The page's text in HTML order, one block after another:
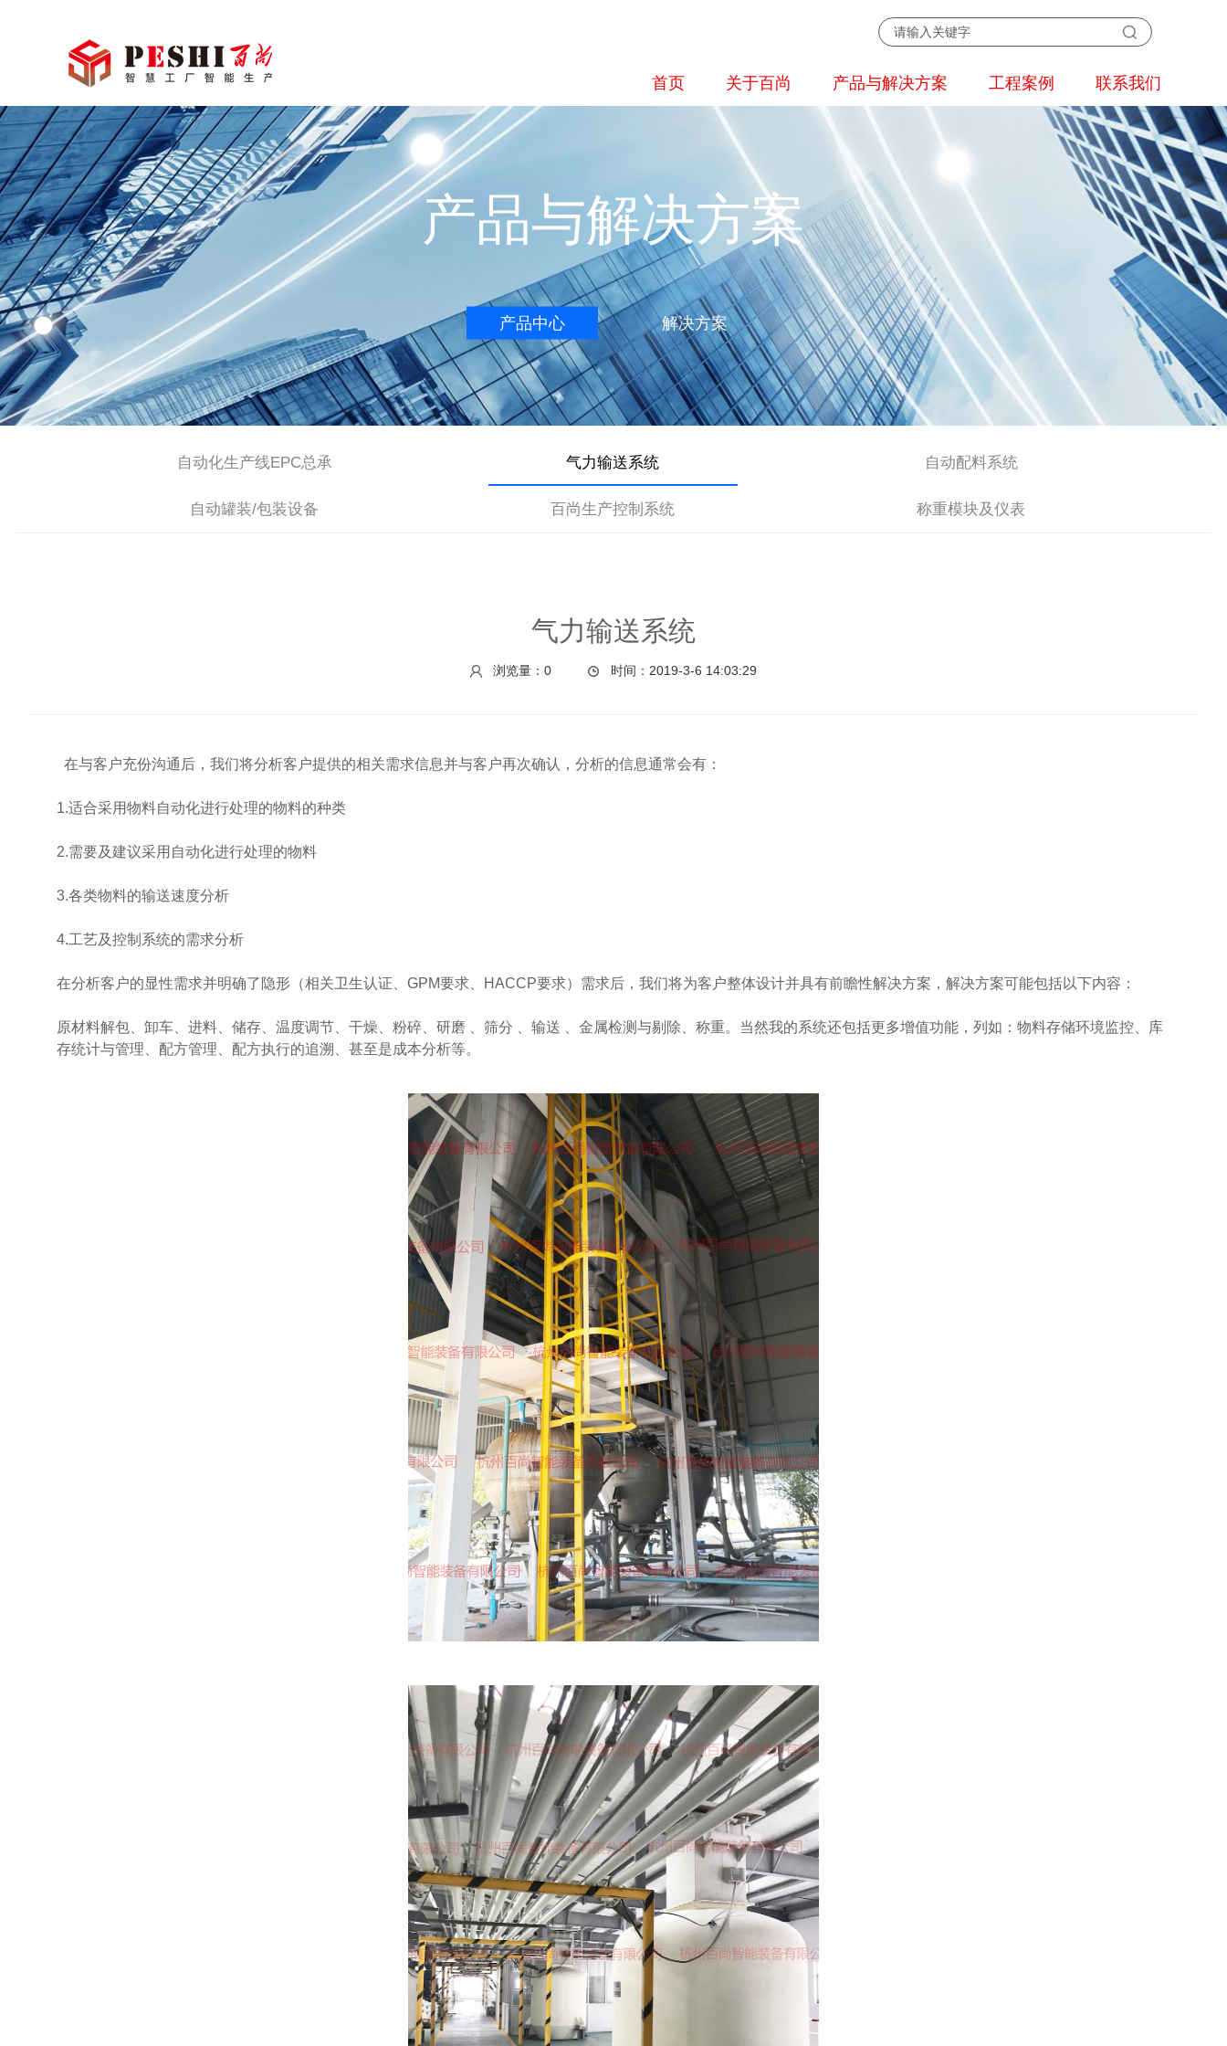
首页 关于百尚 产品与解决方案 工程案例 联系我们
产品与解决方案
产品中心 解决方案
自动化生产线EPC总承 气力输送系统 自动配料系统
自动罐装/包装设备 百尚生产控制系统 称重模块及仪表
气力输送系统
浏览量：0 时间：2019-3-6 14:03:29
在与客户充份沟通后，我们将分析客户提供的相关需求信息并与客户再次确认，分析的信息通常会有：
1.适合采用物料自动化进行处理的物料的种类
2.需要及建议采用自动化进行处理的物料
3.各类物料的输送速度分析
4.工艺及控制系统的需求分析
在分析客户的显性需求并明确了隐形（相关卫生认证、GPM要求、HACCP要求）需求后，我们将为客户整体设计并具有前瞻性解决方案，解决方案可能包括以下内容：
原材料解包、卸车、进料、储存、温度调节、干燥、粉碎、研磨 、筛分 、输送 、金属检测与剔除、称重。当然我的系统还包括更多增值功能，列如：物料存储环境监控、库
存统计与管理、配方管理、配方执行的追溯、甚至是成本分析等。